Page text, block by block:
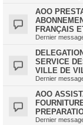
AOO
FRANÇAIS
Dernier
SERVICE
VILLE DE
Dernier
AOO
Dernier